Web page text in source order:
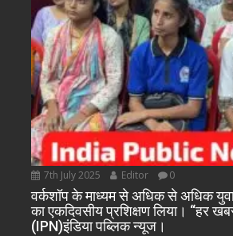
7th July 2025 Editor 0
वर्कशॉप के माध्यम से अधिक से अधिक
का एकदिवसीय प्रशिक्षण लिया। “हर
(IPN)इंडिया पब्लिक न्यूज।